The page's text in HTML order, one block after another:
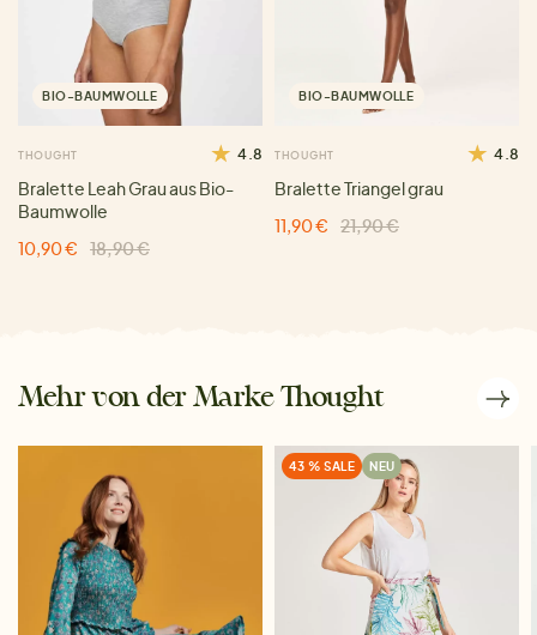
BIO-BAUMWOLLE
THOUGHT 4.8
Bralette Leah Grau aus Bio-
Baumwolle
10,90 €
18,90 €
BIO-BAUMWOLLE
THOUGHT 4.8
Bralette Triangel grau
11,90 €
21,90 €
Mehr von der Marke Thought
43 % SALE NEU